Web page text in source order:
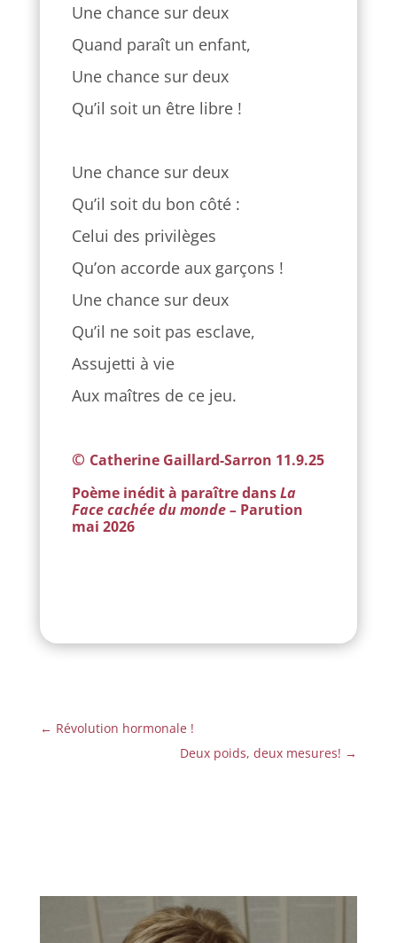
Une chance sur deux
Quand paraît un enfant,
Une chance sur deux
Qu’il soit un être libre !
Une chance sur deux
Qu’il soit du bon côté :
Celui des privilèges
Qu’on accorde aux garçons !
Une chance sur deux
Qu’il ne soit pas esclave,
Assujetti à vie
Aux maîtres de ce jeu.
© Catherine Gaillard-Sarron 11.9.25
Poème inédit à paraître dansLa
Face cachée du monde – Parution
mai 2026
← Révolution hormonale !
Deux poids, deux mesures! →